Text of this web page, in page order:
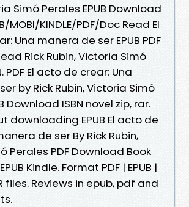
Simó Perales EPUB Download
MOBI/KINDLE/PDF/Doc Read El
Una manera de ser EPUB PDF
Rick Rubin, Victoria Simó
PDF El acto de crear: Una
by Rick Rubin, Victoria Simó
Download ISBN novel zip, rar.
downloading EPUB El acto de
de ser By Rick Rubin,
Perales PDF Download Book
Kindle. Format PDF | EPUB |
files. Reviews in epub, pdf and